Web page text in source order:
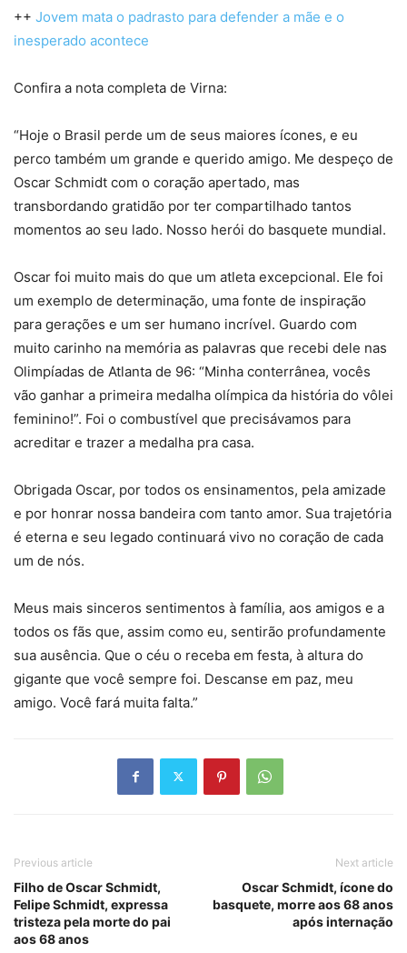
++ Jovem mata o padrasto para defender a mãe e o
inesperado acontece
Confira a nota completa de Virna:
“Hoje o Brasil perde um de seus maiores ícones, e eu
perco também um grande e querido amigo. Me despeço de
Oscar Schmidt com o coração apertado, mas
transbordando gratidão por ter compartilhado tantos
momentos ao seu lado. Nosso herói do basquete mundial.
Oscar foi muito mais do que um atleta excepcional. Ele foi
um exemplo de determinação, uma fonte de inspiração
para gerações e um ser humano incrível. Guardo com
muito carinho na memória as palavras que recebi dele nas
Olimpíadas de Atlanta de 96: “Minha conterrânea, vocês
vão ganhar a primeira medalha olímpica da história do vôlei
feminino!”. Foi o combustível que precisávamos para
acreditar e trazer a medalha pra casa.
Obrigada Oscar, por todos os ensinamentos, pela amizade
e por honrar nossa bandeira com tanto amor. Sua trajetória
é eterna e seu legado continuará vivo no coração de cada
um de nós.
Meus mais sinceros sentimentos à família, aos amigos e a
todos os fãs que, assim como eu, sentirão profundamente
sua ausência. Que o céu o receba em festa, à altura do
gigante que você sempre foi. Descanse em paz, meu
amigo. Você fará muita falta.”
Previous article
Filho de Oscar Schmidt,
Felipe Schmidt, expressa
tristeza pela morte do pai
aos 68 anos
Next article
Oscar Schmidt, ícone do
basquete, morre aos 68 anos
após internação